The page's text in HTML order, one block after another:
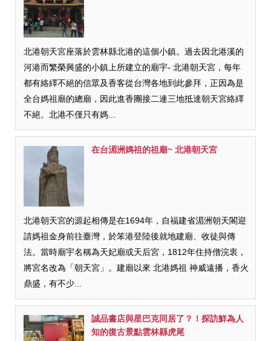
北港朝天宮座落於雲林縣北港的這個小鎮。過去因北港溪的
河港而繁榮興盛的小鎮上所建立的廟宇- 北港朝天宮，每年
都有絡繹不絕的信眾及香客從台灣各地到此參拜，正因為是
全台媽祖廟的總廟，因此進香團接二連三地抵達朝天宮絡繹
不絕。北港不僅只有媽...
在台湄洲媽祖的祖廟~ 北港朝天宮
北港朝天宮的源起相傳是在1694年，自福建省湄洲朝天閣迎
請媽祖金身前往臺灣，於笨港登陸後就地建廟、收徒與傳
法。當時廟宇名稱為天妃廟或天后宮，1812年住持僧浣衷，
將宮名改為「朝天宮」。建廟以來 北港媽祖 神威遠播，香火
鼎盛，有不少...
誠品書店與星巴克同居了？！探訪鮮為人
知的復古景點雲林縣虎尾